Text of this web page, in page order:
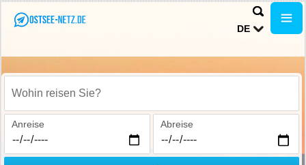
DE
Wohin reisen Sie?
Anreise Abreise